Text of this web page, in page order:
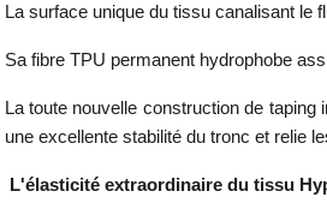
La surface unique du tissu canalisant le
Sa fibre TPU permanent hydrophobe
La toute nouvelle construction de
une excellente stabilité du tronc et relie
L'élasticité extraordinaire du tissu